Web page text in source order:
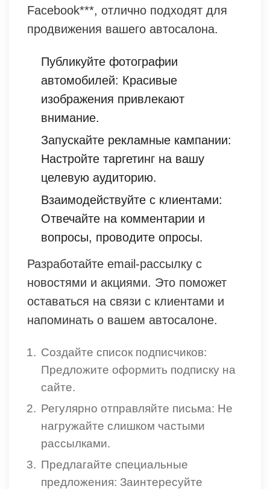
Facebook***, отлично подходят для
продвижения вашего автосалона.
Публикуйте фотографии
автомобилей: Красивые
изображения привлекают
внимание.
Запускайте рекламные кампании:
Настройте таргетинг на вашу
целевую аудиторию.
Взаимодействуйте с клиентами:
Отвечайте на комментарии и
вопросы, проводите опросы.
Разработайте email-рассылку с
новостями и акциями. Это поможет
оставаться на связи с клиентами и
напоминать о вашем автосалоне.
Создайте список подписчиков:
Предложите оформить подписку на
сайте.
Регулярно отправляйте письма: Не
нагружайте слишком частыми
рассылками.
Предлагайте специальные
предложения: Заинтересуйте